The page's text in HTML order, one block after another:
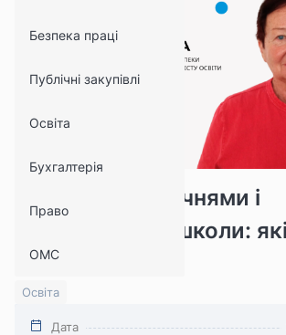
Безпека праці
Публічні закупівлі
Освіта
Бухгалтерія
Право
ОМС
Інструктажі з учнями і
працівниками школи:
провести
13761 1401
Освіта
Дата